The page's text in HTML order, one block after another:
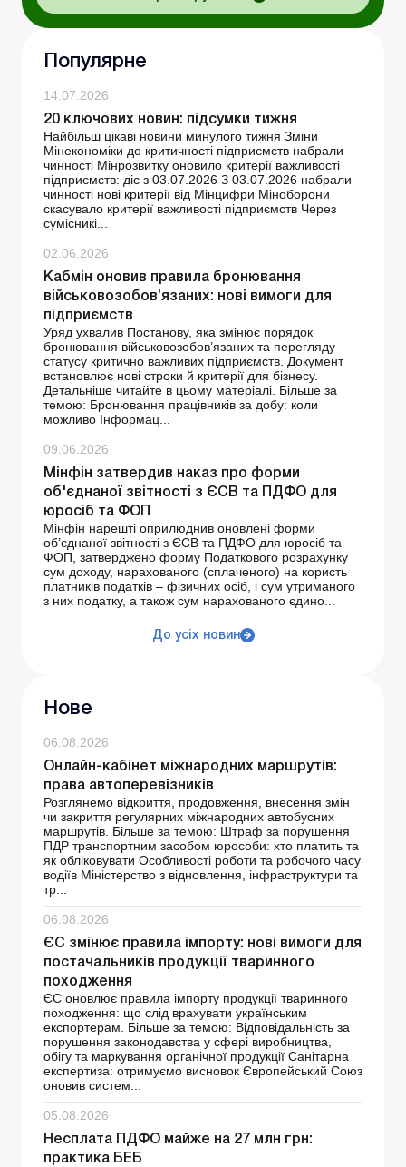
Популярне
14.07.2026
20 ключових новин: підсумки тижня
Найбільш цікаві новини минулого тижня Зміни
Мінекономіки до критичності підприємств набрали
чинності Мінрозвитку оновило критерії важливості
підприємств: діє з 03.07.2026 З 03.07.2026 набрали
чинності нові критерії від Мінцифри Міноборони
скасувало критерії важливості підприємств Через
сумісникі...
02.06.2026
Кабмін оновив правила бронювання
військовозобов’язаних: нові вимоги для
підприємств
Уряд ухвалив Постанову, яка змінює порядок
бронювання військовозобов’язаних та перегляду
статусу критично важливих підприємств. Документ
встановлює нові строки й критерії для бізнесу.
Детальніше читайте в цьому матеріалі. Більше за
темою: Бронювання працівників за добу: коли
можливо Інформац...
09.06.2026
Мінфін затвердив наказ про форми
об'єднаної звітності з ЄСВ та ПДФО для
юросіб та ФОП
Мінфін нарешті оприлюднив оновлені форми
об’єднаної звітності з ЄСВ та ПДФО для юросіб та
ФОП, затверджено форму Податкового розрахунку
сум доходу, нарахованого (сплаченого) на користь
платників податків – фізичних осіб, і сум утриманого
з них податку, а також сум нарахованого єдино...
До усіх новин
Нове
06.08.2026
Онлайн-кабінет міжнародних маршрутів:
права автоперевізників
Розглянемо відкриття, продовження, внесення змін
чи закриття регулярних міжнародних автобусних
маршрутів. Більше за темою: Штраф за порушення
ПДР транспортним засобом юрособи: хто платить та
як обліковувати Особливості роботи та робочого часу
водіїв Міністерство з відновлення, інфраструктури та
тр...
06.08.2026
ЄС змінює правила імпорту: нові вимоги для
постачальників продукції тваринного
походження
ЄС оновлює правила імпорту продукції тваринного
походження: що слід врахувати українським
експортерам. Більше за темою: Відповідальність за
порушення законодавства у сфері виробництва,
обігу та маркування органічної продукції Санітарна
експертиза: отримуємо висновок Європейський Союз
оновив систем...
05.08.2026
Несплата ПДФО майже на 27 млн грн:
практика БЕБ